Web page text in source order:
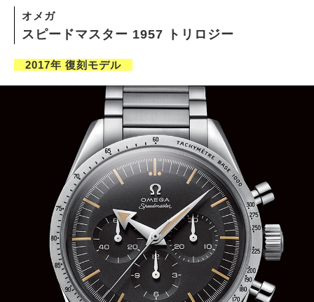
オメガ
スピードマスター 1957 トリロジー
2017年 復刻モデル